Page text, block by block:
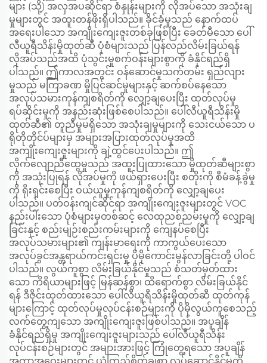
များ (သို့) အလှအပဆိုင်ရာ စံနှုန်းများကို လိုအပ်သော အသုံးချ
မှုများတွင် အထူးတန်ဖိုးရှိပါသည်။ ခိုင်ခံ့မှုသည် နောက်ထပ်
အရေးပါသော အကျိုးကျေးဇူးတစ်ခုဖြစ်ပြီး ခေတ်မီသော ပေါ်
လီယူရီသိန်းမှိုထုတ်ဆီ ပုံစံများသည် ပြန်လည်လိမ်းခြယ်ရန်
လိုအပ်သည်အထိ ပုံသွင်းမှုစက်ဝန်းများစွာကို ခံနိုင်ရည်ရှိ
ပါသည်။ ဤကာလအတွင်း ဝန်ဆောင်မှုသက်တမ်း ရှည်လျား
မှုသည် မကြာခဏ မှိုပြင်ဆင်မှုများနှင့် ဆက်စပ်နေသော
အလုပ်သမားကုန်ကျစရိတ်ကို လျှော့ချပေးပြီး ထုတ်လုပ်မှု
ရပ်ဆိုင်းမှုကို အနည်းဆုံးဖြစ်စေပါသည်။ ပေါ်လီယူရီသိန်းမှို
ထုတ်ဆီ၏ တူညီမှုမရှိသော အသုံးချမှုများကို သေးငယ်သော ပ
ရိုတိုတိုင်ပ်များမှ အများအပြားထုတ်လုပ်မှုအထိ
အကျိုးကျေးဇူးများကို ချဲ့ထွင်ပေးပါသည်။ ဤ
လိုက်လျောညီထွေမှုသည် အထူးပြုထားသော မှိုထုတ်ဆီများစွာ
ကို အသုံးပြုရန် လိုအပ်မှုကို ဖယ်ရှားပေးပြီး စတိုးကို စီမံခန့်ခွဲမှု
ကို ရိုးရှင်းစေပြီး ဝယ်ယူမှုကုန်ကျစရိတ်ကို လျှော့ချပေး
ပါသည်။ ပတ်ဝန်းကျင်ဆိုင်ရာ အကျိုးကျေးဇူးများတွင် VOC
နည်းပါးသော ပုံစံများမှတစ်ဆင့် လေထုညစ်ညမ်းမှုကို လျှော့ချ
ခြင်းနှင့် စည်းမျဉ်းစည်းကမ်းများကို ကျေနပ်စေပြီး
အလုပ်သမားများ၏ ကျန်းမာရေးကို ကာကွယ်ပေးသော
အလုပ်ခွင်အန္တရာယ်ကင်းရှင်းမှု ပိုမိုကောင်းမွန်လာခြင်းတို့ ပါဝင်
ပါသည်။ လွယ်ကူစွာ လိမ်းခြယ်နိုင်မှုသည် စံသတ်မှတ်ထား
သော ကိရိယာများဖြင့် မြန်ဆန်စွာ၊ ထိရောက်စွာ လိမ်းခြယ်နိုင်
ရန် ဒီဇိုင်းထုတ်ထားသော ပေါ်လီယူရီသိန်းမှိုထုတ်ဆီ ထုတ်ကုန်
များကြောင့် ထုတ်လုပ်မှုလုပ်ငန်းစဉ်များကို ပိုမိုလွယ်ကူစေသည့်
လက်တွေ့ကျသော အကျိုးကျေးဇူးဖြစ်ပါသည်။ အပူချိန်
ခံနိုင်ရည်ရှိမှု အကျိုးကျေးဇူးများသည် ပေါ်လီယူရီသိန်း
လုပ်ငန်းစဉ်များတွင် အများအားဖြင့် ကြုံတွေ့ရသော အပူချိန်